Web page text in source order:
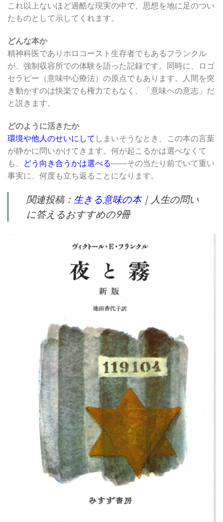
これ以上ないほど過酷な現実の中で、思想を地に足のつい
たものとして示してくれます。
どんな本か
精神科医でありホロコースト生存者でもあるフランクル
が、強制収容所での体験を語った記録です。同時に、ロゴ
セラピー（意味中心療法）の原点でもあります。人間を突
き動かすのは快楽でも権力でもなく、「意味への意志」だ
と説きます。
どのように活きたか
環境や他人のせいにして しまいそうなとき、この本の言葉
が静かに問いかけてきます。何が起こるかは選べなくて
も、
どう向き合うかは選べる――その当たり前でいて重い
事実に、何度も立ち返ることになります。
関連投稿： 生きる意味の本｜人生の問い
に答えるおすすめの9冊